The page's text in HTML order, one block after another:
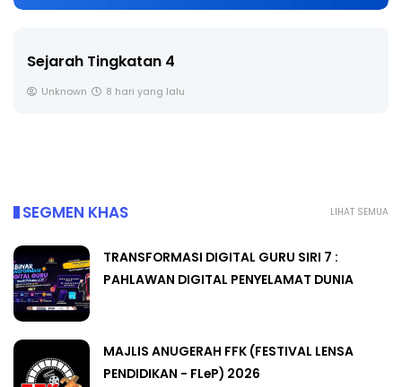
Sejarah Tingkatan 4
Unknown 8 hari yang lalu
LIHAT SEMUA
SEGMEN KHAS
TRANSFORMASI DIGITAL GURU SIRI 7 :
PAHLAWAN DIGITAL PENYELAMAT DUNIA
MAJLIS ANUGERAH FFK (FESTIVAL LENSA
PENDIDIKAN - FLeP) 2026